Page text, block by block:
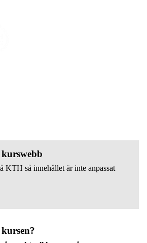
KTH så innehållet är inte anpassat